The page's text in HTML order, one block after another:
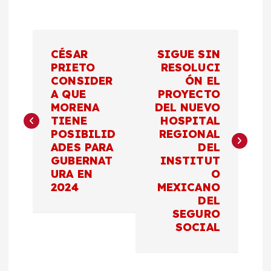
e
CÉSAR
PRIETO
CONSIDER
A QUE
MORENA
TIENE
POSIBILID
ADES PARA
GUBERNAT
URA EN
2024
SIGUE SIN
RESOLUCI
ÓN EL
PROYECTO
DEL NUEVO
HOSPITAL
REGIONAL
DEL
INSTITUT
O
MEXICANO
DEL
SEGURO
SOCIAL